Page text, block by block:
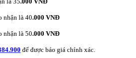
nhận là 40.000 VNĐ
nhận là 50.000 VNĐ
để được báo giá chính xác.